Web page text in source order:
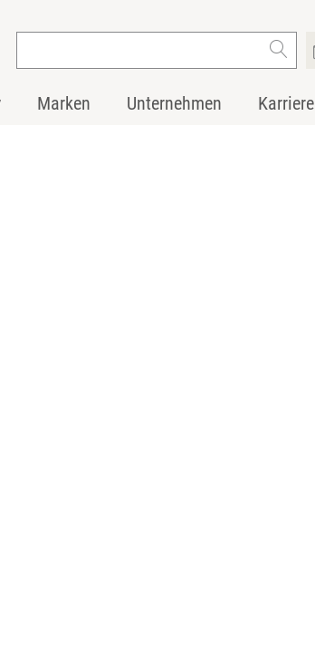
Marken Unternehmen Karriere